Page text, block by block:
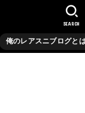
俺のレアスニブログと
SEARCH